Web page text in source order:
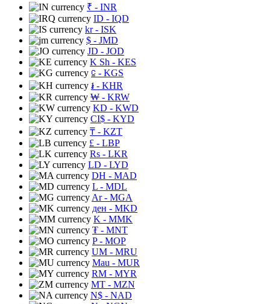
₹ - INR
ID - IQD
kr- ISK
$ - JMD
JD - JOD
K Sh - KES
⃀ - KGS
៛ - KHR
₩ - KRW
KD - KWD
CI$ - KYD
₸ - KZT
£ - LBP
Rs - LKR
LD - LYD
DH - MAD
L - MDL
Ar- MGA
ден - MKD
K - MMK
₮ - MNT
P- MOP
UM - MRU
Mau - MUR
RM - MYR
MT - MZN
N$ - NAD